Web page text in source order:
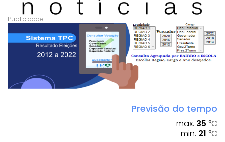
Previsão do tempo
max. 35 °C
min. 21 °C